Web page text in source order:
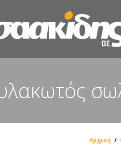
Αρχική /